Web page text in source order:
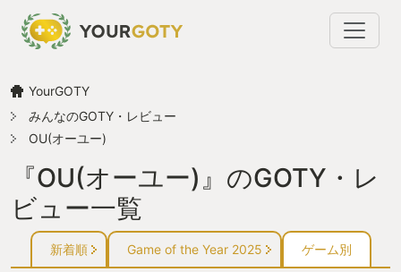
YourGOTY
みんなのGOTY・レビュー
OU(オーユー)
『OU(オーユー)』のGOTY・レ
ビュー一覧
新着順 Game of the Year 2025 ゲーム別